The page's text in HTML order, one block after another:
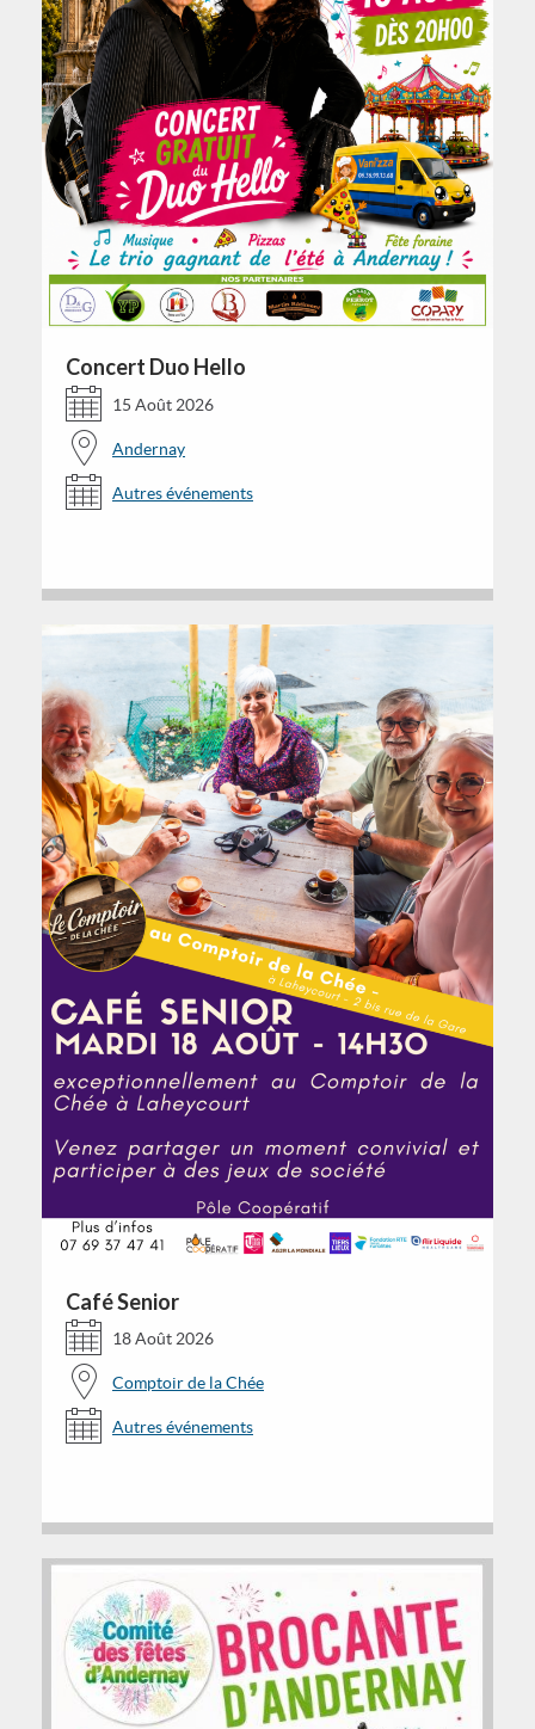
Concert Duo Hello
15 Août 2026
Andernay
Autres événements
Café Senior
18 Août 2026
Comptoir de la Chée
Autres événements